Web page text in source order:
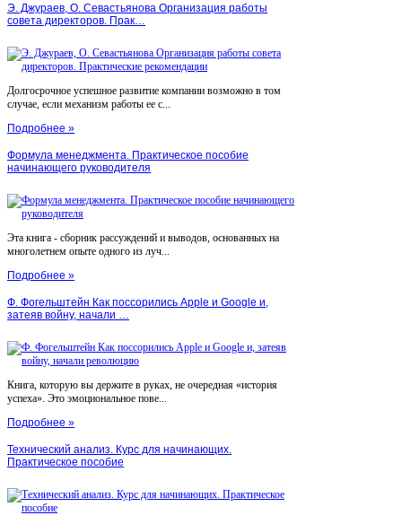
Э. Джураев, О. Севастьянова Организация работы
совета директоров. Прак…
Долгосрочное успешное развитие компании возможно в том
случае, если механизм работы ее с...
Подробнее »
Формула менеджмента. Практическое пособие
начинающего руководителя
Эта книга - сборник рассуждений и выводов, основанных на
многолетнем опыте одного из луч...
Подробнее »
Ф. Фогельштейн Как поссорились Apple и Google и,
затеяв войну, начали …
Книга, которую вы держите в руках, не очередная «история
успеха». Это эмоциональное пове...
Подробнее »
Технический анализ. Курс для начинающих.
Практическое пособие